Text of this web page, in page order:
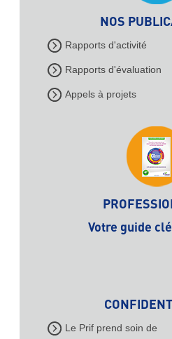
NOS
Rapports d'activité
Rapports d'évaluation
Appels à projets
Votre guide
Le Prif prend soin de